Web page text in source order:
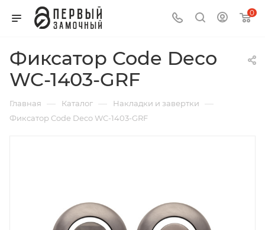
0
Фиксатор Code Deco
WC-1403-GRF
Главная — Каталог — Накладки и завертки —
Фиксатор Code Deco WC-1403-GRF